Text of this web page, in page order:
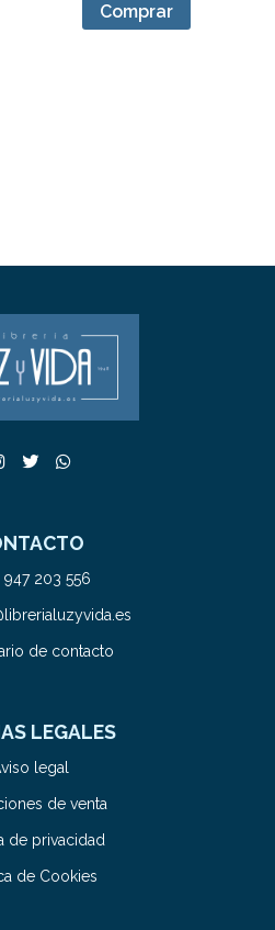
Comprar
947 203 556
de contacto
LEGALES
legal
de venta
de privacidad
de Cookies